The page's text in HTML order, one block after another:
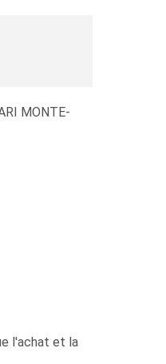
MONTE-
l'achat et la